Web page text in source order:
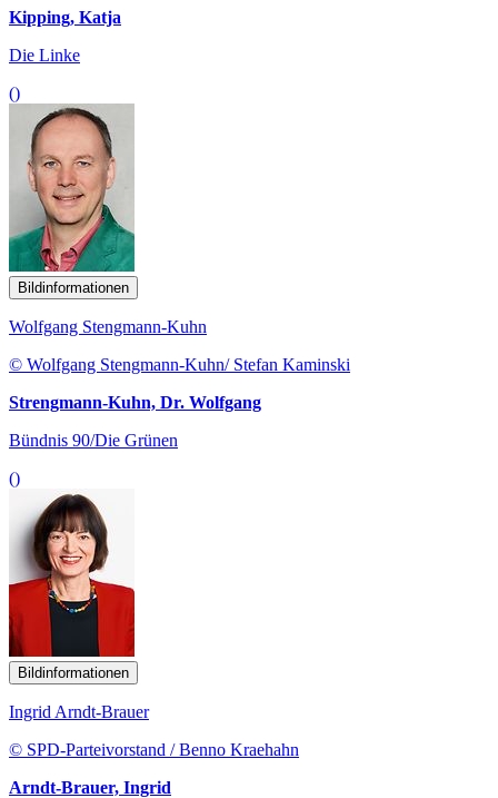
Kipping, Katja
Die Linke
()
Bildinformationen
Wolfgang Stengmann-Kuhn
© Wolfgang Stengmann-Kuhn/ Stefan Kaminski
Strengmann-Kuhn, Dr. Wolfgang
Bündnis 90/Die Grünen
()
Bildinformationen
Ingrid Arndt-Brauer
© SPD-Parteivorstand / Benno Kraehahn
Arndt-Brauer, Ingrid